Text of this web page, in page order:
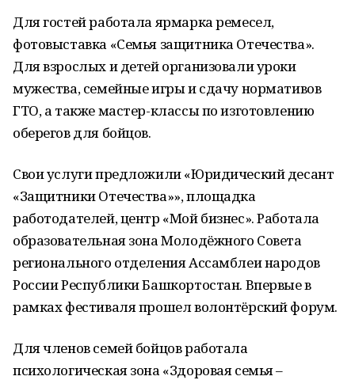
Для гостей работала ярмарка ремесел,
фотовыставка «Семья защитника Отечества».
Для взрослых и детей организовали уроки
мужества, семейные игры и сдачу нормативов
ГТО, а также мастер-классы по изготовлению
оберегов для бойцов.
Свои услуги предложили «Юридический десант
«Защитники Отечества»», площадка
работодателей, центр «Мой бизнес». Работала
образовательная зона Молодёжного Совета
регионального отделения Ассамблеи народов
России Республики Башкортостан. Впервые в
рамках фестиваля прошел волонтёрский форум.
Для членов семей бойцов работала
психологическая зона «Здоровая семья –